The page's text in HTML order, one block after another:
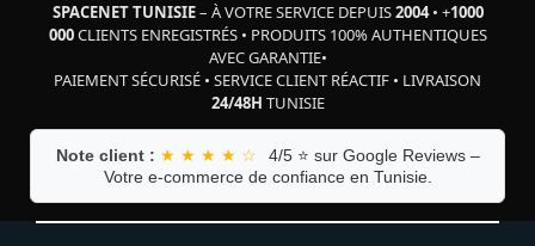
SPACENET TUNISIE– À VOTRE SERVICE DEPUIS2004• +1000
000CLIENTS ENREGISTRÉS• PRODUITS 100% AUTHENTIQUES
AVEC GARANTIE•
PAIEMENT SÉCURISÉ • SERVICE CLIENT RÉACTIF • LIVRAISON
24/48H TUNISIE
Note client : ★ ★ ★ ★ ☆
4/5 ⭐ sur Google Reviews –
Votre e-commerce de confiance en Tunisie.